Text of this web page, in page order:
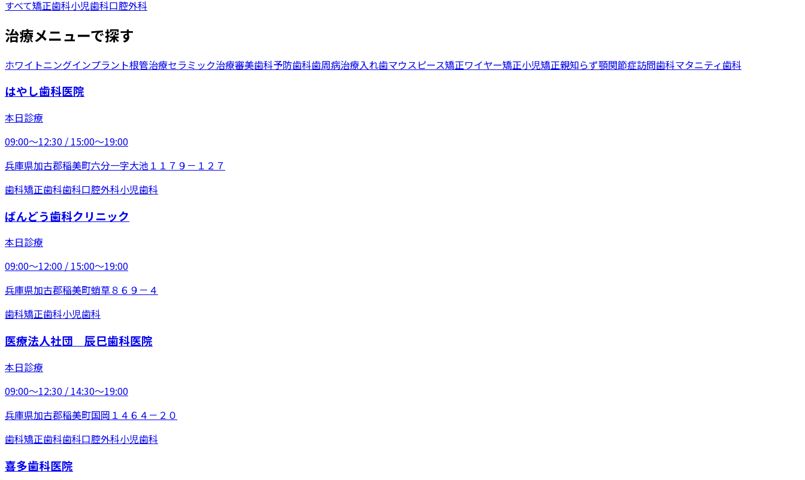
すべて矯正歯科小児歯科口腔外科
治療メニューで探す
ホワイトニングインプラント根管治療セラミック治療審美歯科予防歯科歯周病治療入れ歯マウスピース矯正ワイヤー矯正小児矯正親知らず顎関節症訪問歯科マタニティ歯科
はやし歯科医院
本日診療
09:00〜12:30 / 15:00〜19:00
兵庫県加古郡稲美町六分一字大池１１７９－１２７
歯科矯正歯科歯科口腔外科小児歯科
ばんどう歯科クリニック
本日診療
09:00〜12:00 / 15:00〜19:00
兵庫県加古郡稲美町蛸草８６９－４
歯科矯正歯科小児歯科
医療法人社団 辰巳歯科医院
本日診療
09:00〜12:30 / 14:30〜19:00
兵庫県加古郡稲美町国岡１４６４－２０
歯科矯正歯科歯科口腔外科小児歯科
喜多歯科医院